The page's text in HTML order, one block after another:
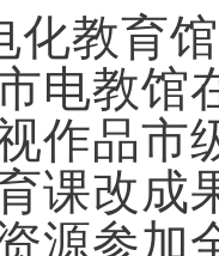
化教育
电教馆
作品市
课改成
源参加